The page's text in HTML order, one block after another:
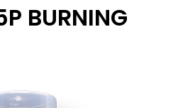
BURNING